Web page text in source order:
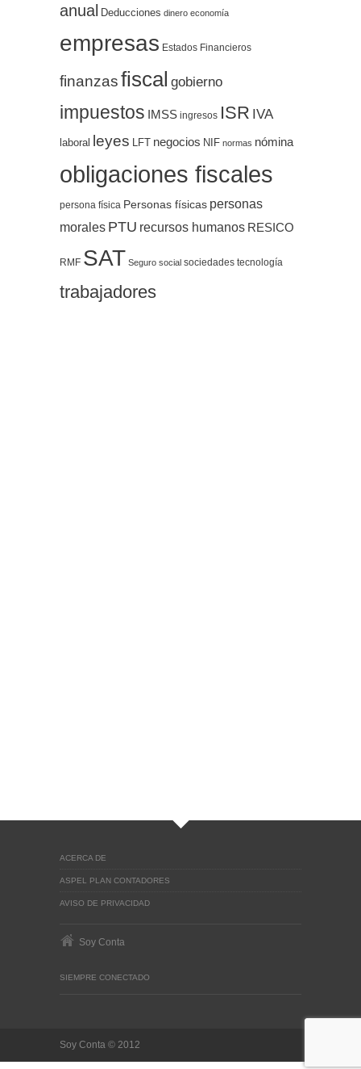
anual Deducciones dinero economía
empresas Estados Financieros
finanzasfiscal gobierno
impuestos IMSS ingresos ISR IVA
laboral leyes LFT negocios NIF normas nómina
obligaciones fiscales
persona física Personas físicas personas
morales PTU recursos humanos RESICO
RMF SAT Seguro social sociedades tecnología
trabajadores
ACERCA DE
ASPEL PLAN CONTADORES
AVISO DE PRIVACIDAD
Soy Conta
SIEMPRE CONECTADO
Soy Conta © 2012